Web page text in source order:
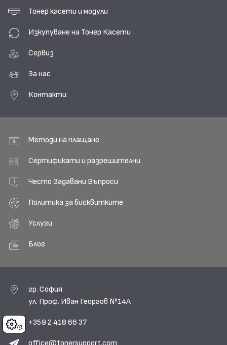
Cookies
Тонер касети и модули
Изкупуване на Тонер Касети
Сервиз
За нас
Контакти
Методи на плащане
Сертификати и разрешителни
Често Задавани Въпроси
Политика за бисквитките
Услуги
Блог
гр. София
ул. Проф. Иван Георгов №14А
+359 2 418 66 37
office@tonersupport.com